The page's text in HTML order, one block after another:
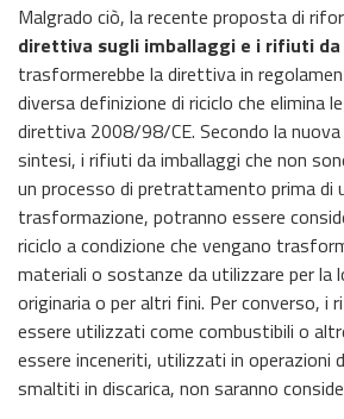
Malgrado ciò, la recente proposta di
direttiva sugli imballaggi e i rifiuti
trasformerebbe la direttiva in
diversa definizione di riciclo che elimina
direttiva 2008/98/CE. Secondo la
sintesi, i rifiuti da imballaggi che non
un processo di pretrattamento prima di
trasformazione, potranno essere
riciclo a condizione che vengano
materiali o sostanze da utilizzare per la
originaria o per altri fini. Per converso, i
essere utilizzati come combustibili o
essere inceneriti, utilizzati in operazioni
smaltiti in discarica, non saranno